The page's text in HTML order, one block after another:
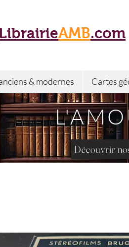
AMB.com
& modernes Cartes
Découvrir